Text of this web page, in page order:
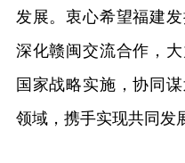
发展。衷心希望福建
深化赣闽交流合作，
国家战略实施，协同
领域，携手实现共同发